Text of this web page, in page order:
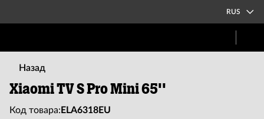
RUS
Назад
Xiaomi TV S Pro Mini 65''
Код товара: ELA6318EU